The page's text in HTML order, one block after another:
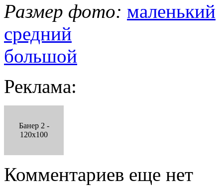
Размер фото: маленький
средний
большой
Реклама:
Банер 2 -
120x100
Комментариев еще нет